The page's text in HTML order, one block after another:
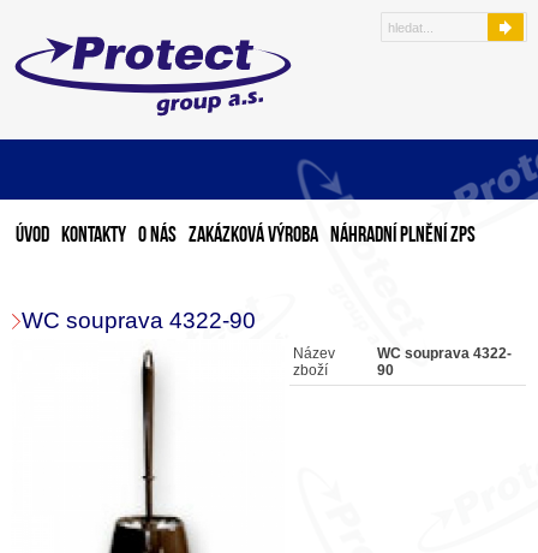
WC souprava 4322-90
Název
zboží
WC souprava 4322-
90
Úvod Kontakty O nás Zakázková výroba Náhradní plnění ZPS